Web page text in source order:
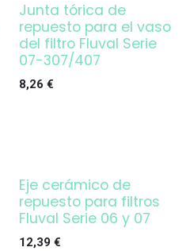
Junta tórica de
repuesto para el vaso
del filtro Fluval Serie
07-307/407
8,26 €
Eje cerámico de
repuesto para filtros
Fluval Serie 06 y 07
12,39 €